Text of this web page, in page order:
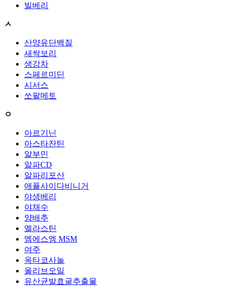
빌베리
ㅅ
산양유단백질
새싹보리
생강차
스페르미딘
시서스
쏘팔메토
ㅇ
아르기닌
아스타잔틴
알부민
알파CD
알파리포산
애플사이다비니거
야생베리
야채수
양배추
엘라스틴
엠에스엠 MSM
여주
옥타코사놀
올리브오일
유산균발효굴추출물